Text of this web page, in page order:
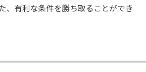
、有利な条件を勝ち取ることができ